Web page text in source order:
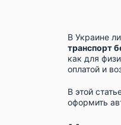
В Украине
транспорт
как для
оплатой и
В этой
оформить